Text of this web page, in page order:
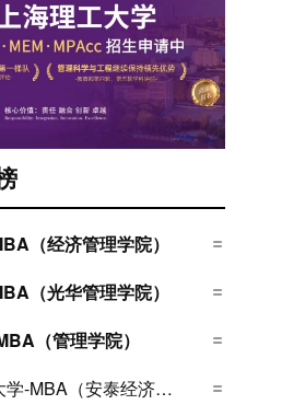
（经济管理学院）
（光华管理学院）
（管理学院）
上海交通大学-MBA（安泰经济与管理学院）